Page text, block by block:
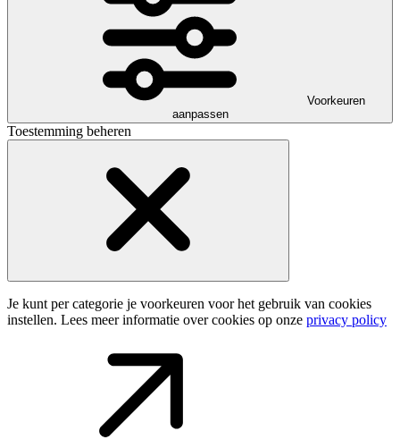
Voorkeuren
aanpassen
Toestemming beheren
Je kunt per categorie je voorkeuren voor het gebruik van cookies
instellen. Lees meer informatie over cookies op onze privacy policy